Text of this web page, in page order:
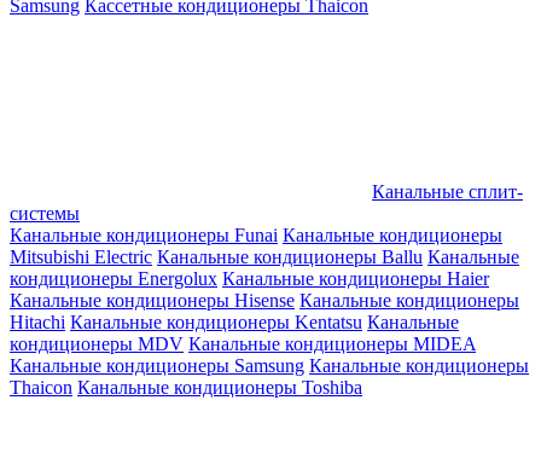
Samsung Кассетные кондиционеры Thaicon
Канальные сплит-
системы
Канальные кондиционеры Funai Канальные кондиционеры
Mitsubishi Electric Канальные кондиционеры Ballu Канальные
кондиционеры Energolux Канальные кондиционеры Haier
Канальные кондиционеры Hisense Канальные кондиционеры
Hitachi Канальные кондиционеры Kentatsu Канальные
кондиционеры MDV Канальные кондиционеры MIDEA
Канальные кондиционеры Samsung Канальные кондиционеры
Thaicon Канальные кондиционеры Toshiba